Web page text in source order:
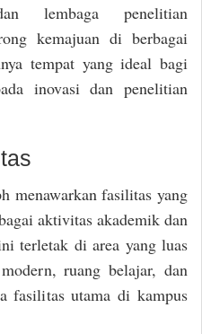
lembaga penelitian
kemajuan di berbagai
tempat yang ideal bagi
inovasi dan penelitian
menawarkan fasilitas yang
aktivitas akademik dan
terletak di area yang luas
ruang belajar, dan
fasilitas utama di kampus